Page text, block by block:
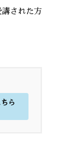
された方
ら